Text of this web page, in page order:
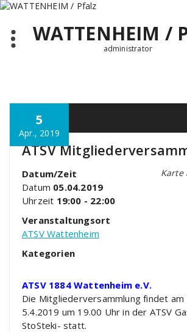
Zum
springenWATTENHEIM /
administrator
5
Apr., 2019
ATSV
Karte
Datum/Zeit
Datum 05.04.2019
Uhrzeit 19:00 - 22:00
Veranstaltungsort
ATSV Wattenheim
Kategorien
ATSV 1884 Wattenheim e.V.
Die Mitgliederversammlung findet am
5.4.2019 um 19.00 Uhr in der ATSV
StoSteki- statt.